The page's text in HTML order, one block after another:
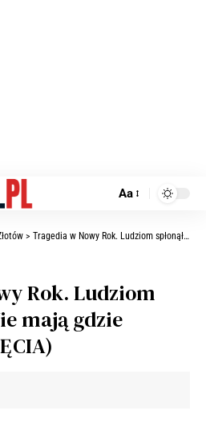
Aa
> Tragedia w Nowy Rok. Ludziom spłonął dom. Nie mają gdzie mieszkać (ZDJĘCIA)
Rok. Ludziom
mają gdzie